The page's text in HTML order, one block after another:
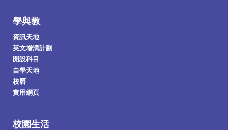
2026-7-9
第二屆棉紡繁星盃咖啡拉花邀請賽
學與教
資訊天地
英文增潤計劃
開設科目
自學天地
校曆
實用網頁
校園生活